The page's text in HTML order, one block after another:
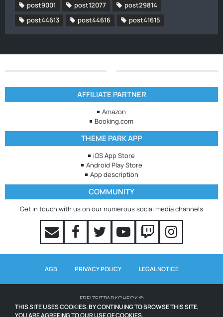
post9001 post12077
post29814
post44613
post44616 post41615
AFFILIATE PARTNER
Amazon
Booking.com
THEME PARK APP
iOS App Store
Android Play Store
App description
COMMUNITY
Get in touch with us on our numerous social media channels
AGB PRIVACY POLICY LEGAL NOTICE
FREIZEITPARKCHECK ©
WAITING TIMES POWERED BY QUEUE-TIMES.COM
THIS SITE USES COOKIES. BY CONTINUING TO BROWSE THIS SITE,
YOU ARE AGREEING TO OUR USE OF COOKIES.